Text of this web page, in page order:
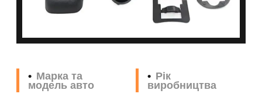
Марка та
модель авто
Рік
виробництва